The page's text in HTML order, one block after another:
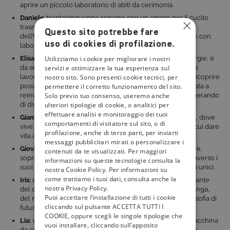
aprire un piccolo laboratorio di abiti da cerimonia.
Daniele: trentacinquenne romano con un amore per il cucito
trasmessogli dalla nonna. Ha frequentato i corsi di cucito
dell’Università della Terza Età e sogna un atelier tutto suo con
laboratorio a vista.
Elisa:
trentottenne veneta intraprendente e piena di energie, è
da sempre appassionata di moda. Ha iniziato da giovane a
lavorare come venditrice in negozi di lusso, arrivando a ricoprire
posizioni di grande responsabilità. In lockdown si è ritrovata a
reinventarsi e da due anni si è messa a studiare cucito, sperando
di diventare una vera e propria sarta professionista.
Gianluca:ventinovenne di Brindisi e torinese di adozione, dove
vive da 10 anni. Sogna di creare una sua casa di moda in cui dare
vita ad abiti che rendano ciascuno unico e speciale.
Giovanni:
siciliano doc di 46 anni, ama dipingere e scrivere,
soprattutto poesie. Si esprime in maniera particolare attraverso i
suoi capi. Sogna di aprire un negozio in cui vendere pezzi unici.
Iris: diciottenne brianzola, è una studentessa di moda amante
del disegno, delle mostre d’arte, della letteratura, dei manga,
del mondo drag e della danza. I due cardini della sua filosofia di
futura stilista sono l’ecosostenibilità e il recycling.
Lia: vietnamita ventottenne, ha comprato la sua prima macchina
Questo sito potrebbe fare
uso di cookies di profilazione.
Utilizziamo i cookie per migliorare i nostri
servizi e ottimizzare la tua esperienza sul
nostro sito. Sono presenti cookie tecnici, per
permettere il corretto funzionamento del sito.
Solo previo tuo consenso, useremo anche
ulteriori tipologie di cookie, o analitici per
effettuare analisi e monitoraggio dei tuoi
comportamenti di visitatore sul sito, o di
profilazione, anche di terze parti, per inviarti
messaggi pubblicitari mirati o personalizzare i
contenuti da te visualizzati. Per maggiori
informazioni su queste tecnologie consulta la
nostra Cookie Policy. Per informazioni su
come trattiamo i tuoi dati, consulta anche la
nostra Privacy Policy.
Puoi accettare l’installazione di tutti i cookie
cliccando sul pulsante ACCETTA TUTTI I
COOKIE, oppure scegli le singole tipologie che
vuoi installare, cliccando sull’apposito